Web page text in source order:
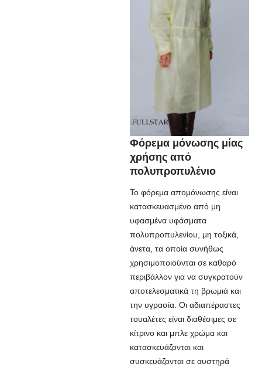
Φόρεμα μόνωσης μίας
χρήσης από
πολυπροπυλένιο
Το φόρεμα απομόνωσης είναι
κατασκευασμένο από μη
υφασμένα υφάσματα
πολυπροπυλενίου, μη τοξικά,
άνετα, τα οποία συνήθως
χρησιμοποιούνται σε καθαρό
περιβάλλον για να συγκρατούν
αποτελεσματικά τη βρωμιά και
την υγρασία. Οι αδιαπέραστες
τουαλέτες είναι διαθέσιμες σε
κίτρινο και μπλε χρώμα και
κατασκευάζονται και
συσκευάζονται σε αυστηρά